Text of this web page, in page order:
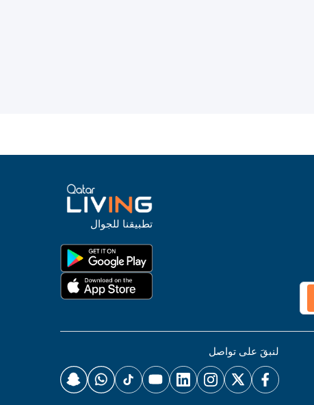
تطبيقنا للجوال
لنبقَ على تواصل